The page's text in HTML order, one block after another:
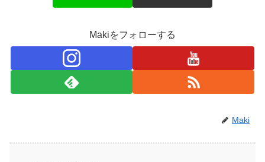
Makiをフォローする
Maki